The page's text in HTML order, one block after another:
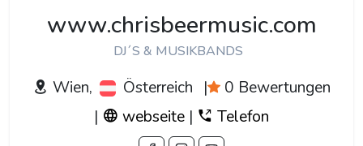
www.chrisbeermusic.com
DJ´S & MUSIKBANDS
Wien, Österreich |
0 Bewertungen
|
webseite | Telefon